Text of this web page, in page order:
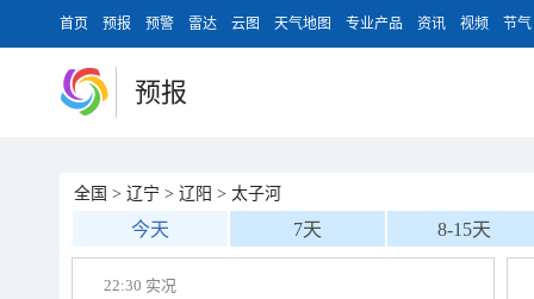
首页 预报 预警 雷达 云图 天气地图 专业产品 资讯 视频 节气
预报
全国 > 辽宁 > 辽阳 > 太子河
今天 7天 8-15天
22:30 实况